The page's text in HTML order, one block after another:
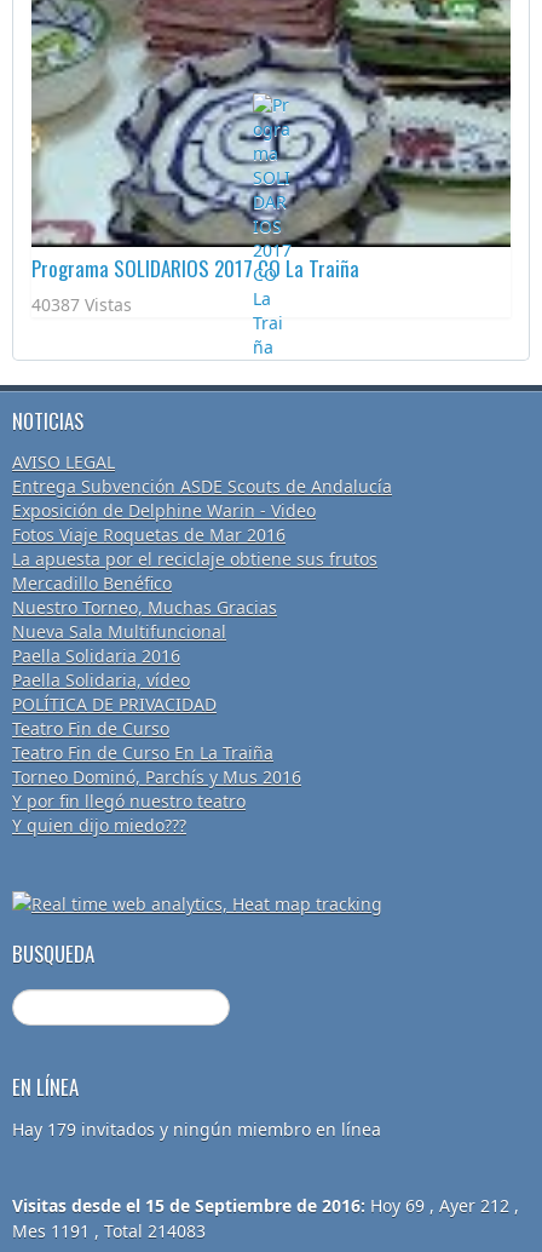
Programa SOLIDARIOS 2017 CO La Traiña
40387 Vistas
NOTICIAS
AVISO LEGAL
Entrega Subvención ASDE Scouts de Andalucía
Exposición de Delphine Warin - Video
Fotos Viaje Roquetas de Mar 2016
La apuesta por el reciclaje obtiene sus frutos
Mercadillo Benéfico
Nuestro Torneo, Muchas Gracias
Nueva Sala Multifuncional
Paella Solidaria 2016
Paella Solidaria, vídeo
POLÍTICA DE PRIVACIDAD
Teatro Fin de Curso
Teatro Fin de Curso En La Traiña
Torneo Dominó, Parchís y Mus 2016
Y por fin llegó nuestro teatro
Y quien dijo miedo???
BUSQUEDA
EN LÍNEA
Hay 179 invitados y ningún miembro en línea
Visitas desde el 15 de Septiembre de 2016: Hoy 69 , Ayer 212 ,
Mes 1191 , Total 214083